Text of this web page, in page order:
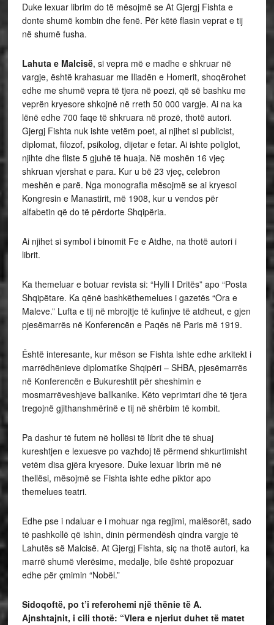
Duke lexuar librim do të mësojmë se At Gjergj Fishta e
donte shumë kombin dhe fenë. Për këtë flasin veprat e tij
në shumë fusha.
Lahuta e Malcisë, si vepra më e madhe e shkruar në
vargje, është krahasuar me Iliadën e Homerit, shoqërohet
edhe me shumë vepra të tjera në poezi, që së bashku me
veprën kryesore shkojnë në rreth 50 000 vargje. Ai na ka
lënë edhe 700 faqe të shkruara në prozë, thotë autori.
Gjergj Fishta nuk ishte vetëm poet, ai njihet si publicist,
diplomat, filozof, psikolog, dijetar e fetar. Ai ishte poliglot,
njihte dhe fliste 5 gjuhë të huaja. Në moshën 16 vjeç
shkruan vjershat e para. Kur u bë 23 vjeç, celebron
meshën e parë. Nga monografia mësojmë se ai kryesoi
Kongresin e Manastirit, më 1908, kur u vendos për
alfabetin që do të përdorte Shqipëria.
Ai njihet si symbol i binomit Fe e Atdhe, na thotë autori i
librit.
Ka themeluar e botuar revista si: “Hylli I Dritës” apo “Posta
Shqipëtare. Ka qënë bashkëthemelues i gazetës “Ora e
Maleve.” Lufta e tij në mbrojtje të kufinjve të atdheut, e gjen
pjesëmarrës në Konferencēn e Paqës në Paris më 1919.
Është interesante, kur mëson se Fishta ishte edhe arkitekt i
marrëdhënieve diplomatike Shqipëri – SHBA, pjesëmarrës
në Konferencën e Bukureshtit për sheshimin e
mosmarrëveshjeve ballkanike. Këto veprimtari dhe të tjera
tregojnë gjithanshmërinë e tij në shërbim të kombit.
Pa dashur të futem në hollësi të librit dhe të shuaj
kureshtjen e lexuesve po vazhdoj të përmend shkurtimisht
vetëm disa gjëra kryesore. Duke lexuar librin më në
thellësi, mësojmë se Fishta ishte edhe piktor apo
themelues teatri.
Edhe pse i ndaluar e i mohuar nga regjimi, malësorët, sado
të pashkollë që ishin, dinin përmendësh qindra vargje të
Lahutës së Malcisë. At Gjergj Fishta, siç na thotë autori, ka
marrë shumë vlerësime, medalje, bile është propozuar
edhe për çmimin “Nobël.”
Sidoqoftë, po t’i referohemi një thënie të A.
Ajnshtajnit, i cili thotë: “Vlera e njeriut duhet të matet